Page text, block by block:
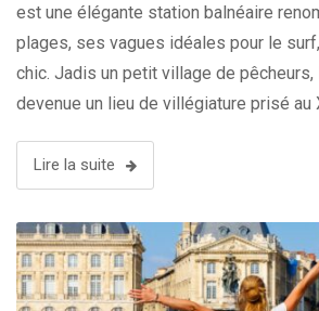
est une élégante station balnéaire
plages, ses vagues idéales pour le
chic. Jadis un petit village de
devenue un lieu de villégiature prisé au
Lire la suite